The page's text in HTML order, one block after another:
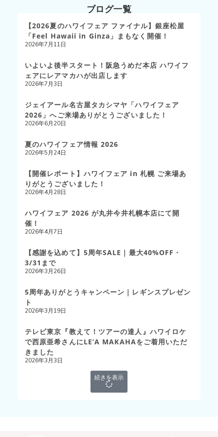
ブログ一覧
【2026夏のハワイフェア ファイナル】銀座松屋
「Feel Hawaii in Ginza」まもなく開催！
2026年7月11日
いよいよ後半スタート！阪急うめだ本店 ハワイフ
ェアにレアマカハが出店します
2026年7月3日
ジェイアール名古屋タカシマヤ「ハワイフェア
2026」へご来場ありがとうございました！
2026年6月20日
夏のハワイフェア情報 2026
2026年5月24日
【開催レポート】ハワイフェア in 札幌 ご来場あ
りがとうございました！
2026年4月28日
ハワイフェア 2026 が丸井今井札幌本店にて開
催！
2026年4月7日
【感謝を込めて】5周年SALE｜最大40%OFF・
3/31まで
2026年3月26日
5周年ありがとうキャンペーン｜レギンスプレゼン
ト
2026年3月19日
テレビ東京『教えて！ツアーの達人』ハワイロケ
で西原亜希さんにLE’A MAKAHAをご着用いただ
きました
2026年3月3日
続きを表示